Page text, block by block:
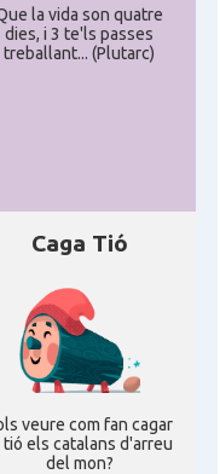
a Boston
a Chicago
a Houston
a Miami
a New York City
la vida son quatre
dies, i 3 te'ls passes
treballant... (Plutarc)
Caga Tió
veure com fan cagar
tió els catalans d'arreu
del mon?